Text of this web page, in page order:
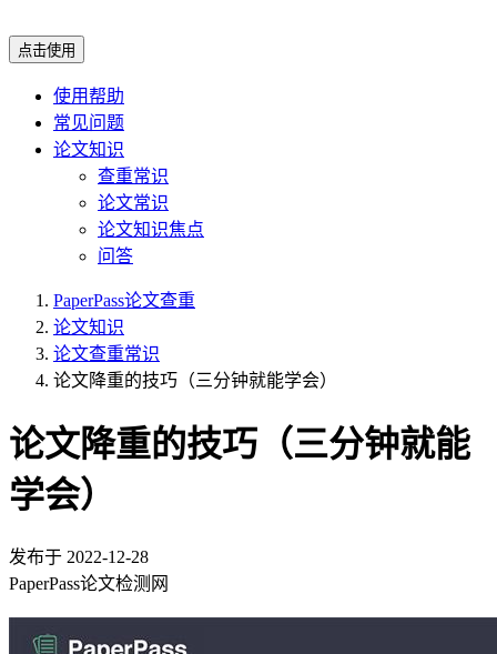
点击使用
使用帮助
常见问题
论文知识
查重常识
论文常识
论文知识焦点
问答
PaperPass论文查重
论文知识
论文查重常识
论文降重的技巧（三分钟就能学会）
论文降重的技巧（三分钟就能
学会）
发布于 2022-12-28
PaperPass论文检测网